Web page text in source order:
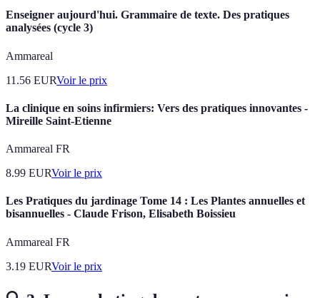
Enseigner aujourd'hui. Grammaire de texte. Des pratiques
analysées (cycle 3)
Ammareal
11.56 EURVoir le prix
La clinique en soins infirmiers: Vers des pratiques innovantes -
Mireille Saint-Etienne
Ammareal FR
8.99 EURVoir le prix
Les Pratiques du jardinage Tome 14 : Les Plantes annuelles et
bisannuelles - Claude Frison, Elisabeth Boissieu
Ammareal FR
3.19 EURVoir le prix